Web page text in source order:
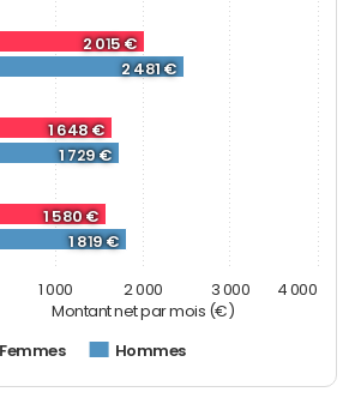
Montant net par mois (€)
2 015 €
1 648 €
1 580 €
2 481 €
1 729 €
1 819 €
Femmes Hommes
1 000 2 000 3 000 4 000